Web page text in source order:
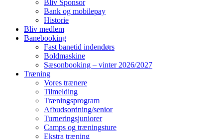
Bliv Sponsor
Bank og mobilepay
Historie
Bliv medlem
Banebooking
Fast banetid indendørs
Boldmaskine
Sæsonbooking – vinter 2026/2027
Træning
Vores trænere
Tilmelding
Træningsprogram
Afbudsordning/senior
Turneringsjuniorer
Camps og træningsture
Ekstra træning